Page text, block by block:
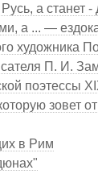
а станет -
а ... —
художника
П. И.
поэтессы
зовет
в Рим